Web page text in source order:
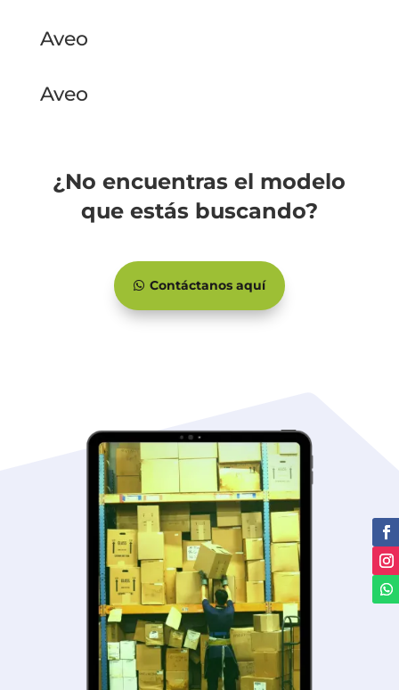
Aveo
Aveo
¿No encuentras el modelo
que estás buscando?
Contáctanos aquí